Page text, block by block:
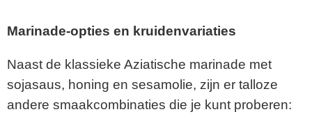
Marinade-opties en kruidenvariaties
Naast de klassieke Aziatische marinade met
sojasaus, honing en sesamolie, zijn er talloze
andere smaakcombinaties die je kunt proberen: